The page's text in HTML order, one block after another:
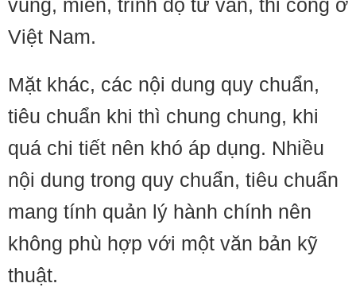
vùng, miền, trình độ tư vấn, thi công ở
Việt Nam.
Mặt khác, các nội dung quy chuẩn,
tiêu chuẩn khi thì chung chung, khi
quá chi tiết nên khó áp dụng. Nhiều
nội dung trong quy chuẩn, tiêu chuẩn
mang tính quản lý hành chính nên
không phù hợp với một văn bản kỹ
thuật.